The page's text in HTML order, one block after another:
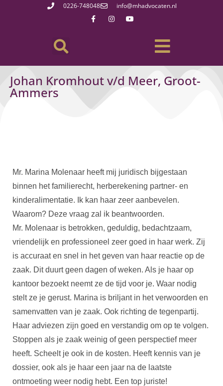
0226-748048 info@mhadvocaten.nl
Johan Kromhout v/d Meer, Groot-
Ammers
Mr. Marina Molenaar heeft mij juridisch bijgestaan
binnen het familierecht, herberekening partner- en
kinderalimentatie. Ik kan haar zeer aanbevelen.
Waarom? Deze vraag zal ik beantwoorden.
Mr. Molenaar is betrokken, geduldig, bedachtzaam,
vriendelijk en professioneel zeer goed in haar werk. Zij
is accuraat en snel in het geven van haar reactie op de
zaak. Dit duurt geen dagen of weken. Als je haar op
kantoor bezoekt neemt ze de tijd voor je. Waar nodig
stelt ze je gerust. Marina is briljant in het verwoorden en
samenvatten van je zaak. Ook richting de tegenpartij.
Haar adviezen zijn goed en verstandig om op te volgen.
Stoppen als je zaak weinig of geen perspectief meer
heeft. Scheelt je ook in de kosten. Heeft kennis van je
dossier, ook als je haar een jaar na de laatste
ontmoeting weer nodig hebt. Een top juriste!